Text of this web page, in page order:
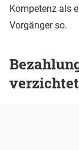
Kompetenz als
Vorgänger so.
verzichtet